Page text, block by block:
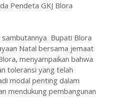
Pendeta GKJ Blora
Bupati Blora
Natal bersama jemaat
menyampaikan bahwa
toleransi yang telah
modal penting dalam
mendukung pembangunan